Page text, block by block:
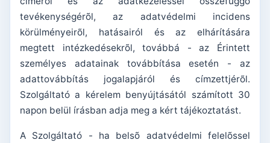
tevékenységérõl, az adatvédelmi incidens
körülményeirõl, hatásairól és az elhárítására
megtett intézkedésekrõl, továbbá - az Érintett
személyes adatainak továbbítása esetén - az
adattovábbítás jogalapjáról és címzettjérõl.
Szolgáltató a kérelem benyújtásától számított 30
napon belül írásban adja meg a kért tájékoztatást.
A Szolgáltató - ha belsõ adatvédelmi felelõssel